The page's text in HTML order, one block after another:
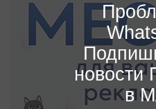
новости
в